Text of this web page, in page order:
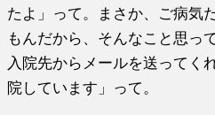
たよ」って。まさか、ご病気
もんだから、そんなこと思っ
入院先からメールを送ってく
院しています」って。